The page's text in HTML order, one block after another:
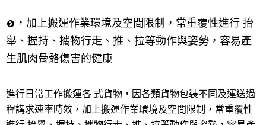
，加上搬運作業環境及空間限制，常重覆性進行 抬
舉、握持、攜物行走、推、拉等動作與姿勢，容易產
生肌肉骨骼傷害的健康
進行日常工作搬運各 式貨物，因各類貨物包裝不同及運送過
程講求速率時效，加上搬運作業環境及空間限制，常重覆性